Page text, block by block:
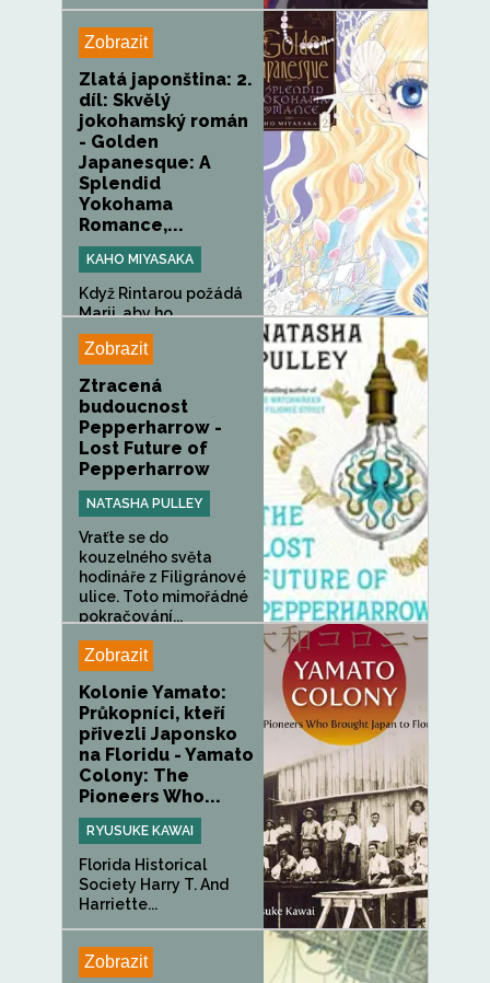
Zobrazit
Zlatá japonština: 2.
díl: Skvělý
jokohamský román
- Golden
Japanesque: A
Splendid
Yokohama
Romance,...
KAHO MIYASAKA
Když Rintarou požádá
Marii, aby ho
doprovodila na...
Zobrazit
Ztracená
budoucnost
Pepperharrow -
Lost Future of
Pepperharrow
NATASHA PULLEY
Vraťte se do
kouzelného světa
hodináře z Filigránové
ulice. Toto mimořádné
pokračování...
Zobrazit
Kolonie Yamato:
Průkopníci, kteří
přivezli Japonsko
na Floridu - Yamato
Colony: The
Pioneers Who...
RYUSUKE KAWAI
Florida Historical
Society Harry T. And
Harriette...
Zobrazit